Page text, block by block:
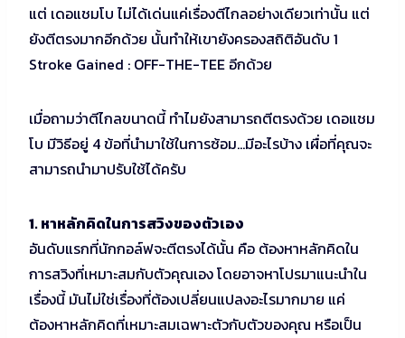
แต่ เดอแชมโบ ไม่ได้เด่นแค่เรื่องตีไกลอย่างเดียวเท่านั้น แต่
ยังตีตรงมากอีกด้วย นั้นทำให้เขายังครองสถิติอันดับ 1
Stroke Gained : OFF-THE-TEE อีกด้วย
เมื่อถามว่าตีไกลขนาดนี้ ทำไมยังสามารถตีตรงด้วย เดอแชม
โบ มีวิธีอยู่ 4 ข้อที่นำมาใช้ในการซ้อม…มีอะไรบ้าง เผื่อที่คุณจะ
สามารถนำมาปรับใช้ได้ครับ
1. หาหลักคิดในการสวิงของตัวเอง
อันดับแรกที่นักกอล์ฟจะตีตรงได้นั้น คือ ต้องหาหลักคิดใน
การสวิงที่เหมาะสมกับตัวคุณเอง โดยอาจหาโปรมาแนะนำใน
เรื่องนี้ มันไม่ใช่เรื่องที่ต้องเปลี่ยนแปลงอะไรมากมาย แค่
ต้องหาหลักคิดที่เหมาะสมเฉพาะตัวกับตัวของคุณ หรือเป็น